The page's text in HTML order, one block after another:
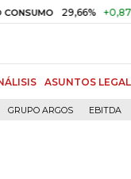
29,66% +0,87%
ASUNTOS
GRUPO ARGOS EBITDA